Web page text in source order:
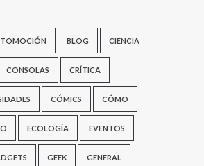
BLOG CIENCIA
CONSOLAS CRÍTICA
CÓMICS CÓMO
ECOLOGÍA EVENTOS
GEEK GENERAL